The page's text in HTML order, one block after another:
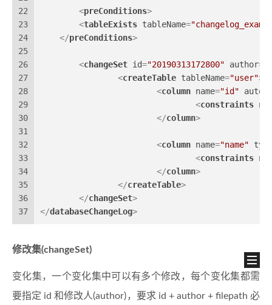
22
23
24
25
26
27
28
29
30
31
32
33
34
35
36
37
<preConditions>
<tableExists tableName=
</preConditions>
<changeSet id="20190313172800" author=
<createTable tableName="user">
<column name="id"
<constraints
</column>
<column name="name"
<constraints
</column>
</createTable>
</changeSet>
</databaseChangeLog>
修改集(changeSet)
变化集，一个变化集中可以有多个修改，每个变化集都需
要指定 id 和修改人(author)，要求 id + author + filepath 必